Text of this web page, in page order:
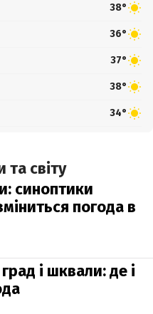
38°
36°
37°
38°
34°
світу
синоптики
погода в
і шквали: де і